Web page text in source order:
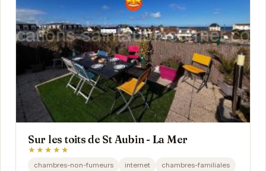
Sur les toits de St Aubin - La Mer
★★★★★
chambres-non-fumeurs internet chambres-familiales